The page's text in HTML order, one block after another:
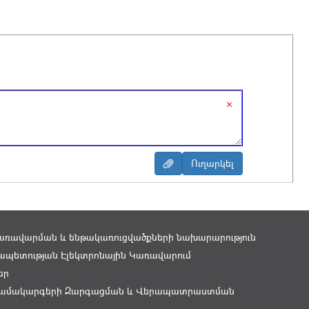
×
և ենթակառուցվածքների նախարարություն
Էլեկտրոնային Կառավարում
Զարգացման և Վերապատրաստման